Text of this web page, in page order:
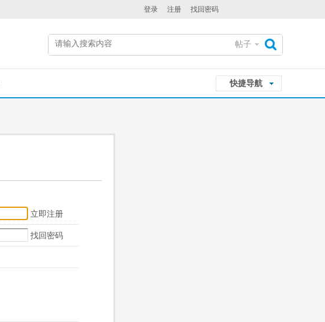
登录 注册 找回密码
帖子
快捷导航
立即注册
找回密码